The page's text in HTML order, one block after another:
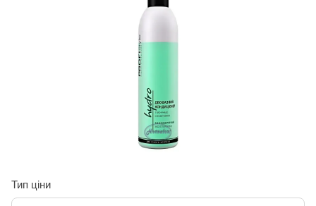
Тип ціни